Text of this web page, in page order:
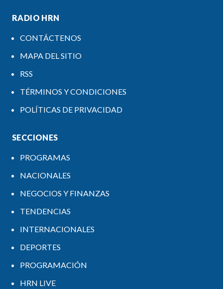
RADIO HRN
CONTÁCTENOS
MAPA DEL SITIO
RSS
TÉRMINOS Y CONDICIONES
POLÍTICAS DE PRIVACIDAD
SECCIONES
PROGRAMAS
NACIONALES
NEGOCIOS Y FINANZAS
TENDENCIAS
INTERNACIONALES
DEPORTES
PROGRAMACIÓN
HRN LIVE